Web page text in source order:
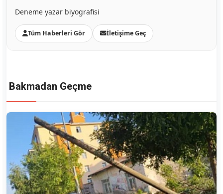
Deneme yazar biyografisi
Tüm Haberleri Gör İletişime Geç
Bakmadan Geçme